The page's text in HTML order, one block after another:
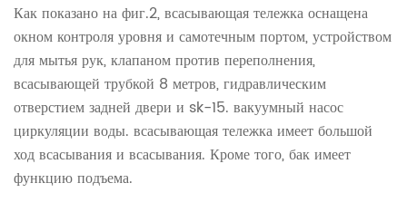
Как показано на фиг.2, всасывающая тележка оснащена
окном контроля уровня и самотечным портом, устройством
для мытья рук, клапаном против переполнения,
всасывающей трубкой 8 метров, гидравлическим
отверстием задней двери и sk-15. вакуумный насос
циркуляции воды. всасывающая тележка имеет большой
ход всасывания и всасывания. Кроме того, бак имеет
функцию подъема.